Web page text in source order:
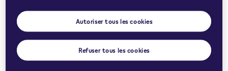
Autoriser tous les cookies
Refuser tous les cookies